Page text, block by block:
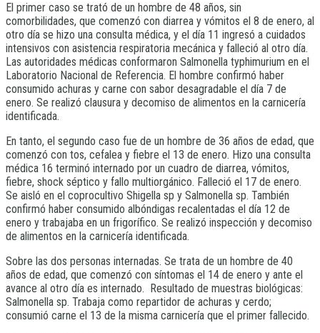
El primer caso se trató de un hombre de 48 años, sin
comorbilidades, que comenzó con diarrea y vómitos el 8 de enero, al
otro día se hizo una consulta médica, y el día 11 ingresó a cuidados
intensivos con asistencia respiratoria mecánica y falleció al otro día.
Las autoridades médicas conformaron Salmonella typhimurium en el
Laboratorio Nacional de Referencia. El hombre confirmó haber
consumido achuras y carne con sabor desagradable el día 7 de
enero. Se realizó clausura y decomiso de alimentos en la carnicería
identificada.
En tanto, el segundo caso fue de un hombre de 36 años de edad, que
comenzó con tos, cefalea y fiebre el 13 de enero. Hizo una consulta
médica 16 terminó internado por un cuadro de diarrea, vómitos,
fiebre, shock séptico y fallo multiorgánico. Falleció el 17 de enero.
Se aisló en el coprocultivo Shigella sp y Salmonella sp. También
confirmó haber consumido albóndigas recalentadas el día 12 de
enero y trabajaba en un frigorífico. Se realizó inspección y decomiso
de alimentos en la carnicería identificada.
Sobre las dos personas internadas. Se trata de un hombre de 40
años de edad, que comenzó con síntomas el 14 de enero y ante el
avance al otro día es internado. Resultado de muestras biológicas:
Salmonella sp. Trabaja como repartidor de achuras y cerdo;
consumió carne el 13 de la misma carnicería que el primer fallecido.